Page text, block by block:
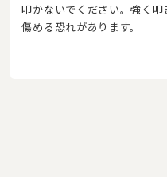
叩かないでください。強く
傷める恐れがあります。